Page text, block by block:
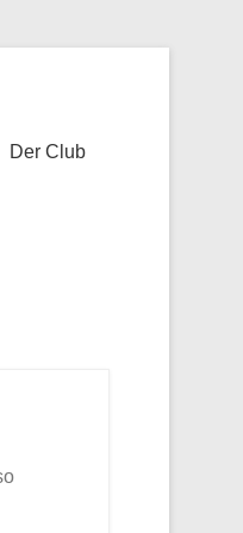
Der Club